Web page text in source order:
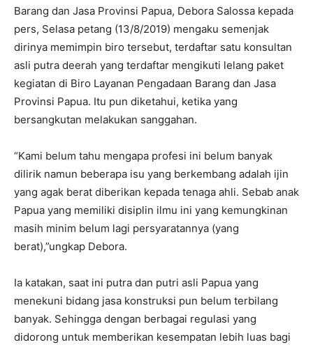
Barang dan Jasa Provinsi Papua, Debora Salossa kepada
pers, Selasa petang (13/8/2019) mengaku semenjak
dirinya memimpin biro tersebut, terdaftar satu konsultan
asli putra deerah yang terdaftar mengikuti lelang paket
kegiatan di Biro Layanan Pengadaan Barang dan Jasa
Provinsi Papua. Itu pun diketahui, ketika yang
bersangkutan melakukan sanggahan.
“Kami belum tahu mengapa profesi ini belum banyak
dilirik namun beberapa isu yang berkembang adalah ijin
yang agak berat diberikan kepada tenaga ahli. Sebab anak
Papua yang memiliki disiplin ilmu ini yang kemungkinan
masih minim belum lagi persyaratannya (yang
berat),”ungkap Debora.
Ia katakan, saat ini putra dan putri asli Papua yang
menekuni bidang jasa konstruksi pun belum terbilang
banyak. Sehingga dengan berbagai regulasi yang
didorong untuk memberikan kesempatan lebih luas bagi